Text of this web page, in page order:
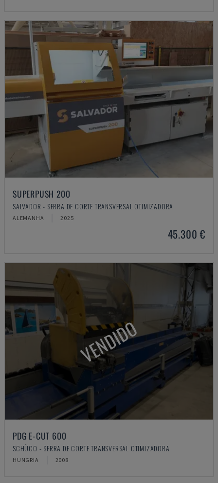
SUPERPUSH 200
SALVADOR - SERRA DE CORTE TRANSVERSAL OTIMIZADORA
ALEMANHA 2025
45.300 €
VENDIDO
PDG E-CUT 600
SCHÜCO - SERRA DE CORTE TRANSVERSAL OTIMIZADORA
HUNGRIA 2008